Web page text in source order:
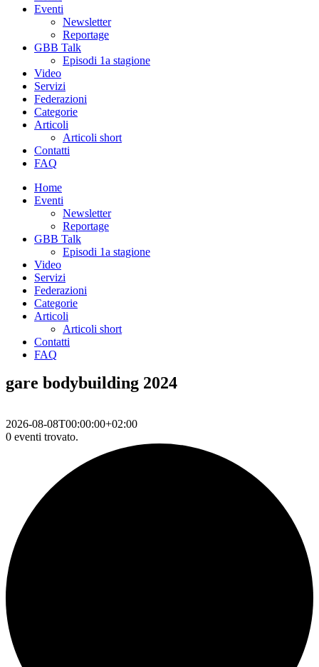
Eventi
Newsletter
Reportage
GBB Talk
Episodi 1a stagione
Video
Servizi
Federazioni
Categorie
Articoli
Articoli short
Contatti
FAQ
Home
Eventi
Newsletter
Reportage
GBB Talk
Episodi 1a stagione
Video
Servizi
Federazioni
Categorie
Articoli
Articoli short
Contatti
FAQ
gare bodybuilding 2024
2026-08-08T00:00:00+02:00
0 eventi trovato.